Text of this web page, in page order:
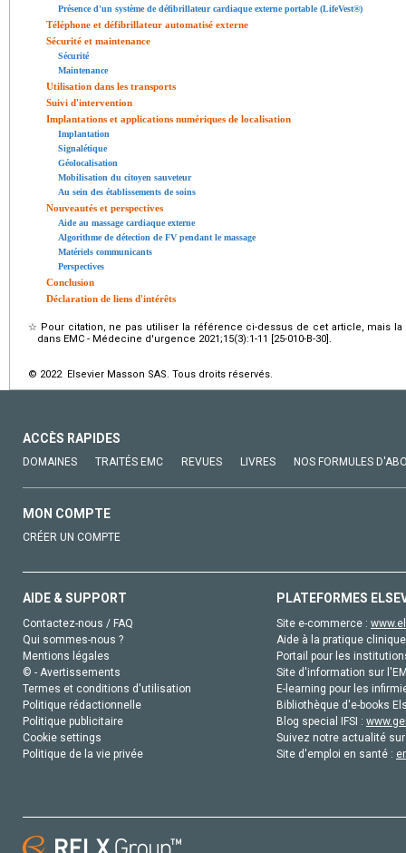
Présence d'un système de défibrillateur cardiaque externe portable (LifeVest®)
Téléphone et défibrillateur automatisé externe
Sécurité et maintenance
Sécurité
Maintenance
Utilisation dans les transports
Suivi d'intervention
Implantations et applications numériques de localisation
Implantation
Signalétique
Géolocalisation
Mobilisation du citoyen sauveteur
Au sein des établissements de soins
Nouveautés et perspectives
Aide au massage cardiaque externe
Algorithme de détection de FV pendant le massage
Matériels communicants
Perspectives
Conclusion
Déclaration de liens d'intérêts
☆ Pour citation, ne pas utiliser la référence ci-dessus de cet article, mais
dans EMC - Médecine d'urgence 2021;15(3):1-11 [25-010-B-30].
© 2022 Elsevier Masson SAS. Tous droits réservés.
ACCÈS RAPIDES
DOMAINES TRAITÉS EMC REVUES LIVRES NOS FORMULES
MON COMPTE
CRÉER UN COMPTE
AIDE & SUPPORT
Contactez-nous / FAQ
Qui sommes-nous ?
Mentions légales
© - Avertissements
Termes et conditions d'utilisation
Politique rédactionnelle
Politique publicitaire
Cookie settings
Politique de la vie privée
PLATEFORMES
Site e-commerce :
Aide à la pratique
Portail pour les
Site d'information sur
E-learning pour les
Bibliothèque d'e-books
Blog special IFSI :
Suivez notre actualité
Site d'emploi en santé :